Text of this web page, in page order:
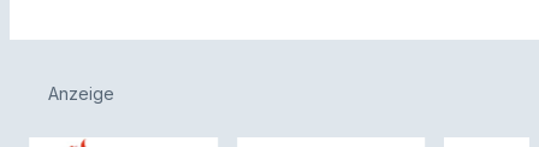
Anzeige